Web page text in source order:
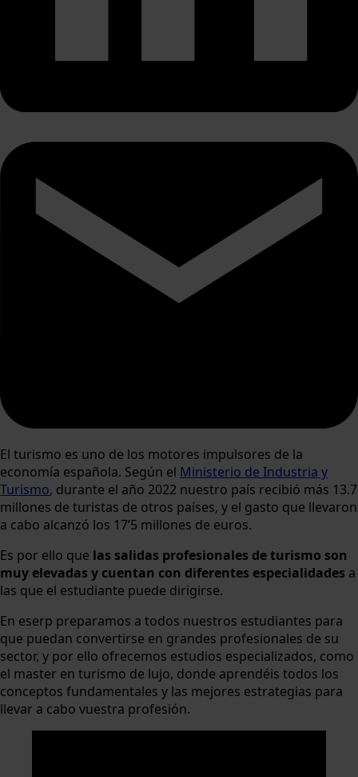
El turismo es uno de los motores impulsores de la
economía española. Según el Ministerio de Industria y
Turismo, durante el año 2022 nuestro país recibió más 13.7
millones de turistas de otros países, y el gasto que llevaron
a cabo alcanzó los 17’5 millones de euros.
Es por ello que las salidas profesionales de turismo son
muy elevadas y cuentan con diferentes especialidades a
las que el estudiante puede dirigirse.
En eserp preparamos a todos nuestros estudiantes para
que puedan convertirse en grandes profesionales de su
sector, y por ello ofrecemos estudios especializados, como
el master en turismo de lujo, donde aprendéis todos los
conceptos fundamentales y las mejores estrategias para
llevar a cabo vuestra profesión.